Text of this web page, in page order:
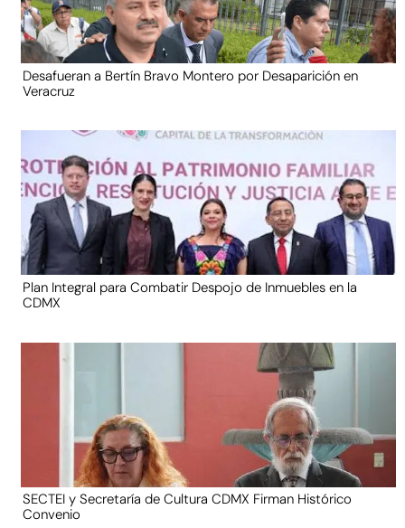
Desafueran a Bertín Bravo Montero por Desaparición en
Veracruz
Plan Integral para Combatir Despojo de Inmuebles en la
CDMX
SECTEI y Secretaría de Cultura CDMX Firman Histórico
Convenio